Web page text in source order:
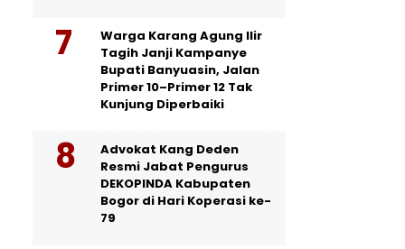
Warga Karang Agung Ilir
Tagih Janji Kampanye
Bupati Banyuasin, Jalan
Primer 10–Primer 12 Tak
Kunjung Diperbaiki
Advokat Kang Deden
Resmi Jabat Pengurus
DEKOPINDA Kabupaten
Bogor di Hari Koperasi ke-
79